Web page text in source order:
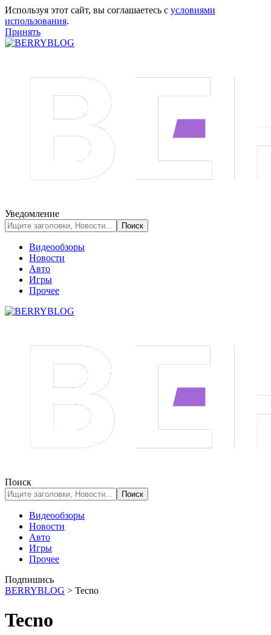
Используя этот сайт, вы соглашаетесь с условиями
использования.
Принять
Уведомление
Видеообзоры
Новости
Авто
Игры
Прочее
Поиск
Видеообзоры
Новости
Авто
Игры
Прочее
Подпишись
BERRYBLOG > Tecno
Tecno